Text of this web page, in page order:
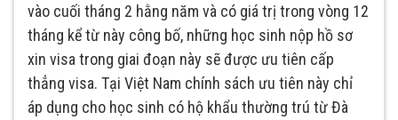
vào cuối tháng 2 hằng năm và có giá trị trong vòng 12
tháng kể từ này công bố, những học sinh nộp hồ sơ
xin visa trong giai đoạn này sẽ được ưu tiên cấp
thẳng visa. Tại Việt Nam chính sách ưu tiên này chỉ
áp dụng cho học sinh có hộ khẩu thường trú từ Đà